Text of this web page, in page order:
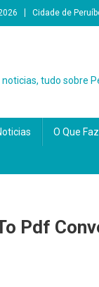
Cidade de
tudo sobre
O Que
Pdf